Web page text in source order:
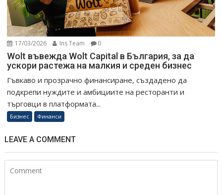
17/03/2026 Ins Team 0
Wolt въвежда Wolt Capital в България, за да
ускори растежа на малкия и среден бизнес
Гъвкаво и прозрачно финансиране, създадено да
подкрепи нуждите и амбициите на ресторанти и
търговци в платформата...
Бизнес Финанси
LEAVE A COMMENT